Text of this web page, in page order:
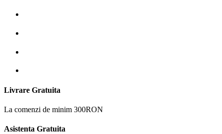
Livrare Gratuita
La comenzi de minim 300RON
Asistenta Gratuita